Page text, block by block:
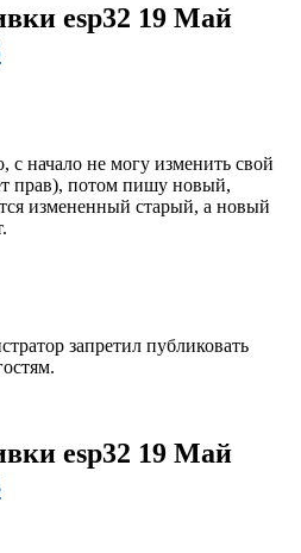
esp32 19 Май
с начало не могу изменить свой
прав), потом пишу новый,
измененный старый, а новый
запретил публиковать
esp32 19 Май